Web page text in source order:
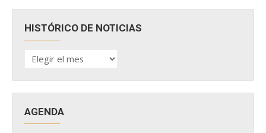
HISTÓRICO DE NOTICIAS
HISTÓRICO
DE
AGENDA